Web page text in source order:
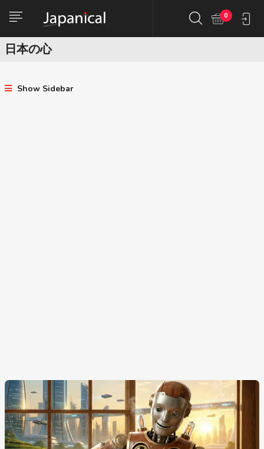
0
日本の心
Show Sidebar